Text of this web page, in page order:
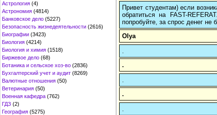
Астрология (4)
Астрономия (4814)
Банковское дело (5227)
Безопасность жизнедеятельности (2616)
Биографии (3423)
Биология (4214)
Биология и химия (1518)
Биржевое дело (68)
Ботаника и сельское хоз-во (2836)
Бухгалтерский учет и аудит (8269)
Валютные отношения (50)
Ветеринария (50)
Военная кафедра (762)
ГДЗ (2)
География (5275)
Привет студентам) если
обратиться на FAST-
попробуйте, за спрос денег не
Olya
.
.